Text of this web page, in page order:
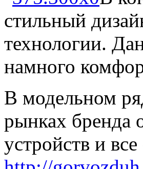
стильный
технологии.
намного
В модельном
рынках бренда
устройств и